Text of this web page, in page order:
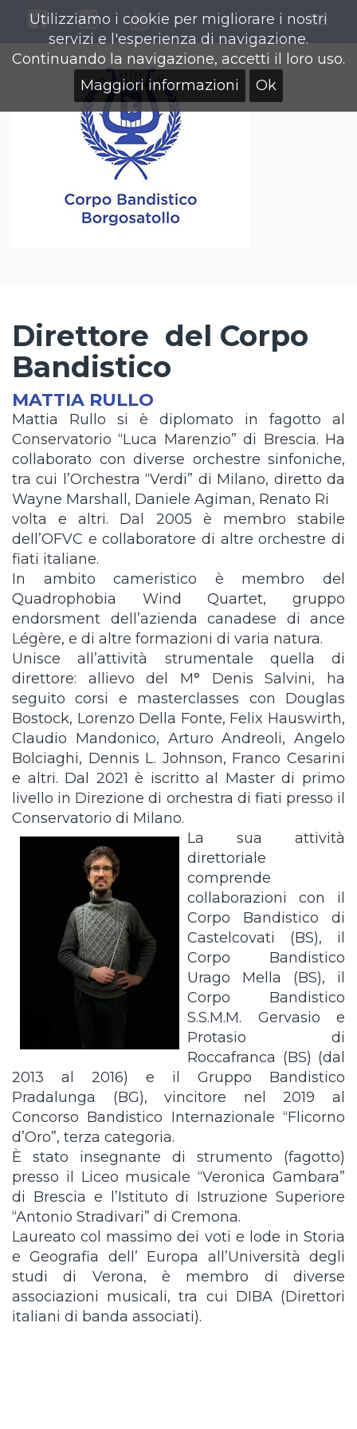
Direttore del Corpo
Bandistico
MATTIA RULLO
Mattia Rullo si è diplomato in fagotto al
Conservatorio “Luca Marenzio” di Brescia. Ha
collaborato con diverse orchestre sinfoniche,
tra cui l’Orchestra “Verdi” di Milano, diretto da
Wayne Marshall, Daniele Agiman, Renato Ri
volta e altri. Dal 2005 è membro stabile
dell’OFVC e collaboratore di altre orchestre di
fiati italiane.
In ambito cameristico è membro del
Quadrophobia Wind Quartet, gruppo
endorsment dell’azienda canadese di ance
Légère, e di altre formazioni di varia natura.
Unisce all’attività strumentale quella di
direttore: allievo del M° Denis Salvini, ha
seguito corsi e masterclasses con Douglas
Bostock, Lorenzo Della Fonte, Felix Hauswirth,
Claudio Mandonico, Arturo Andreoli, Angelo
Bolciaghi, Dennis L. Johnson, Franco Cesarini
e altri. Dal 2021 è iscritto al Master di primo
livello in Direzione di orchestra di fiati presso il
Conservatorio di Milano.
La sua attività
direttoriale
comprende
collaborazioni con il
Corpo Bandistico di
Castelcovati (BS), il
Corpo Bandistico
Urago Mella (BS), il
Corpo Bandistico
S.S.M.M. Gervasio e
Protasio di
Roccafranca (BS) (dal
2013 al 2016) e il Gruppo Bandistico
Pradalunga (BG), vincitore nel 2019 al
Concorso Bandistico Internazionale “Flicorno
d’Oro”, terza categoria.
È stato insegnante di strumento (fagotto)
presso il Liceo musicale “Veronica Gambara”
di Brescia e l’Istituto di Istruzione Superiore
“Antonio Stradivari” di Cremona.
Laureato col massimo dei voti e lode in Storia
e Geografia dell’ Europa all’Università degli
studi di Verona, è membro di diverse
associazioni musicali, tra cui DIBA (Direttori
italiani di banda associati).
Utilizziamo i cookie per migliorare i nostri
servizi e l'esperienza di navigazione.
Continuando la navigazione, accetti il loro uso.
Maggiori informazioni
Ok